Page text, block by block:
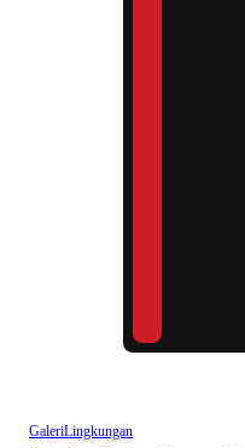
GaleriLingkungan